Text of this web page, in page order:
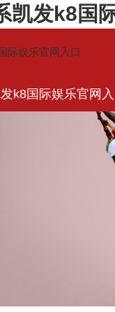
凯发k8国
际娱乐官网入口
k8国际娱乐官网